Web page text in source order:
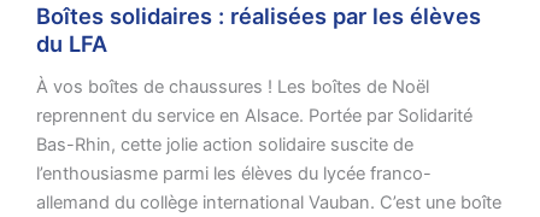
Boîtes solidaires : réalisées par les élèves
du LFA
À vos boîtes de chaussures ! Les boîtes de Noël
reprennent du service en Alsace. Portée par Solidarité
Bas-Rhin, cette jolie action solidaire suscite de
l’enthousiasme parmi les élèves du lycée franco-
allemand du collège international Vauban. C’est une boîte